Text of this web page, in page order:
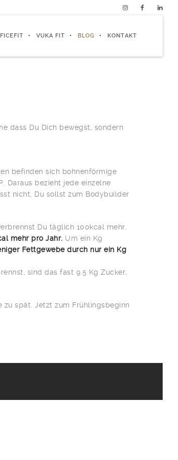
VUKA FIT BLOG KONTAKT
dass Du Dich bewegst, sondern
befinden sich bohnenförmige
Daraus bezieht jede einzelne
nicht, Du sollst zum Bodybuilder
Du täglich 100kcal mehr.
mehr pro Jahr. Um ein Kg
Fettgewebe durch nur ein Kg
sind das fast 9.5 Kg Zucker,
zu spät. Jetzt zum Frühlingsbeginn